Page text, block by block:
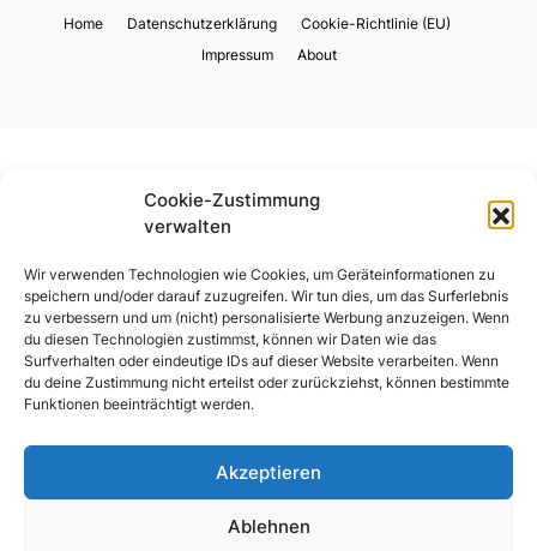
Cookie-Zustimmung
verwalten
Wir verwenden Technologien wie Cookies, um Geräteinformationen zu
speichern und/oder darauf zuzugreifen. Wir tun dies, um das Surferlebnis
zu verbessern und um (nicht) personalisierte Werbung anzuzeigen. Wenn
du diesen Technologien zustimmst, können wir Daten wie das
Surfverhalten oder eindeutige IDs auf dieser Website verarbeiten. Wenn
du deine Zustimmung nicht erteilst oder zurückziehst, können bestimmte
Funktionen beeinträchtigt werden.
Akzeptieren
Ablehnen
Home Datenschutzerklärung
Cookie-Richtlinie (EU)
Impressum
About